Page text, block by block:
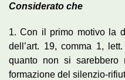
Considerato che
1. Con il primo motivo la
dell’art. 19, comma 1,
quanto non si sarebbero
formazione del silenzio-